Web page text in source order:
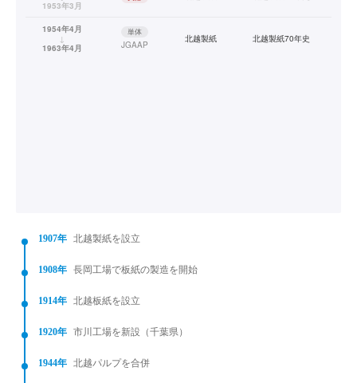
1953年3月
1954年4月
↓
1963年4月
単体
JGAAP
北越製紙 北越製紙70年史
1907年 北越製紙を設立
1908年 長岡工場で板紙の製造を開始
1914年 北越板紙を設立
1920年 市川工場を新設（千葉県）
1944年 北越パルプを合併